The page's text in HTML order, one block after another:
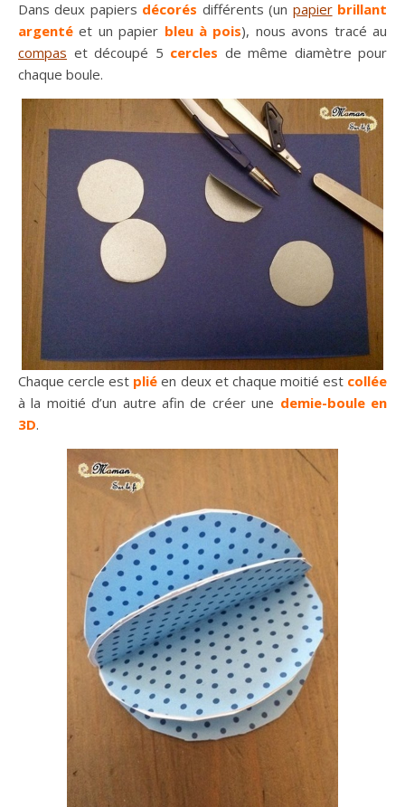
Dans deux papiers décorés différents (un papier brillant
argenté et un papier bleu à pois), nous avons tracé au
compas et découpé 5 cercles de même diamètre pour
chaque boule.
Chaque cercle est plié en deux et chaque moitié est collée
à la moitié d’un autre afin de créer une demie-boule en
3D.